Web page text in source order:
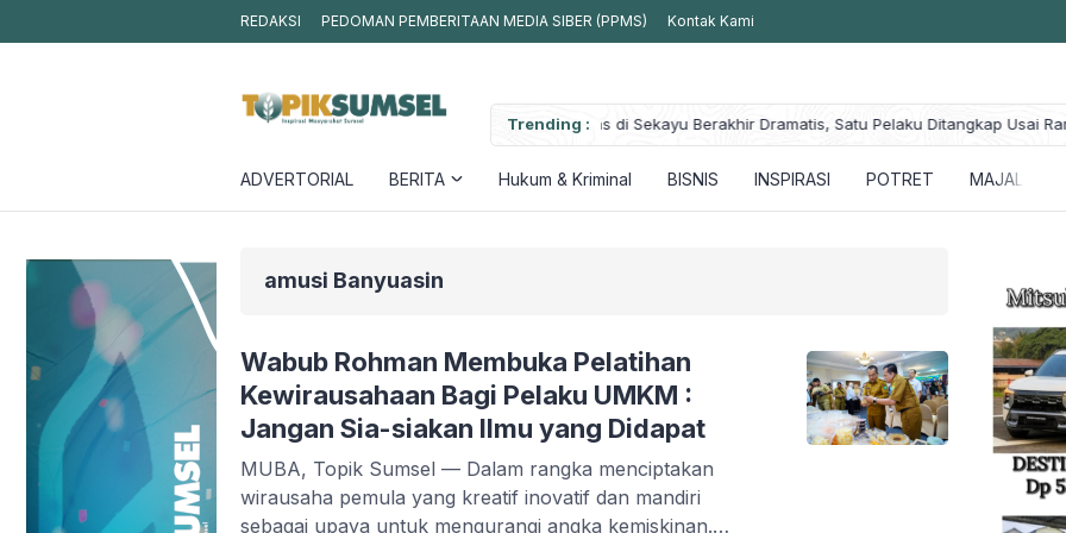
REDAKSI PEDOMAN PEMBERITAAN MEDIA SIBER (PPMS) Kontak Kami
Trending :
Jambret Kalung Emas di Sekayu Berakhir Dramatis, Satu Pelaku Ditangkap Usai Rampas
Buron Empat Bulan, Mahasiswa Terduga
Sumsel
ADVERTORIAL BERITA Hukum & Kriminal BISNIS INSPIRASI POTRET MAJALAH
amusi Banyuasin
Wabub Rohman Membuka Pelatihan
Kewirausahaan Bagi Pelaku UMKM :
Jangan Sia-siakan Ilmu yang Didapat
MUBA, Topik Sumsel — Dalam rangka menciptakan
wirausaha pemula yang kreatif inovatif dan mandiri
sebagai upaya untuk mengurangi angka kemiskinan.